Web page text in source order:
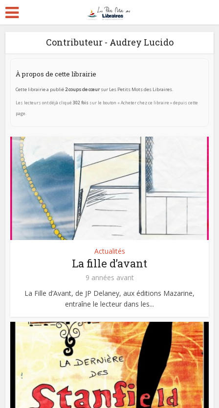
Contributeur - Audrey Lucido
À propos de cette librairie
Cette librairie a publié2 coups de cœursur Les Petits Mots des Libraires.
Les lecteurs ont déjà cliqué302 fois sur le bouton « Acheter chez ce libraire » depuis cette
page.
Actualités
La fille d’avant
9 années avant
La Fille d’Avant, de JP Delaney, aux éditions Mazarine,
entraîne le lecteur dans les...